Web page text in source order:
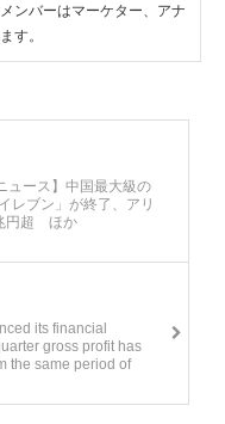
ンバーはマーケター、アナ
す。
ュース】中国最大級の
レブン」が終了、アリ
円超 ほか
its financial
gross profit has
the same period of